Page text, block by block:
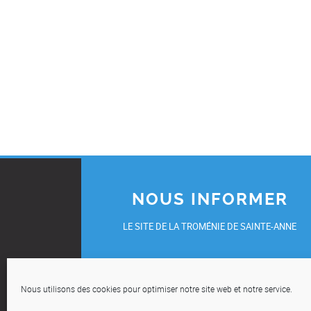
Nous utilisons des cookies pour optimiser notre site web et notre service.
NOUS INFORMER
LE SITE DE LA TROMÉNIE DE SAINTE-ANNE
COMMUNIQUEZ-NOUS VOS INFOS